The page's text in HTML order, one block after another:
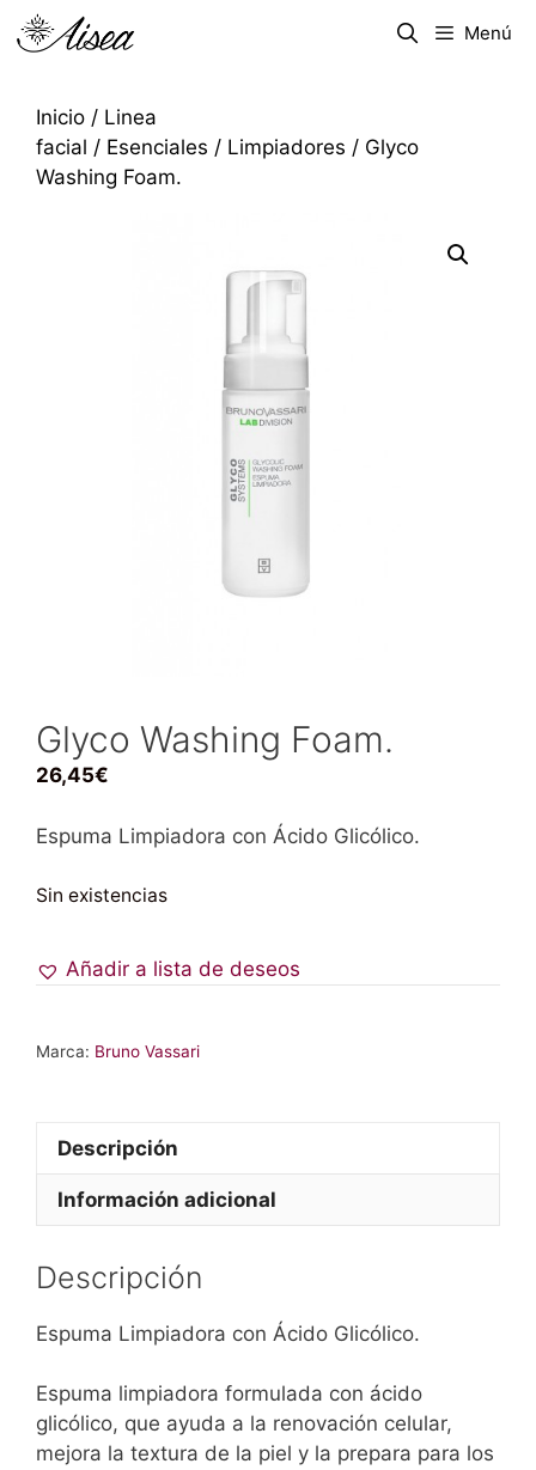
Menú
Inicio / Linea
facial / Esenciales / Limpiadores / Glyco
Washing Foam.
Glyco Washing Foam.
26,45€
Espuma Limpiadora con Ácido Glicólico.
Sin existencias
Añadir a lista de deseos
Marca: Bruno Vassari
Descripción
Información adicional
Descripción
Espuma Limpiadora con Ácido Glicólico.
Espuma limpiadora formulada con ácido
glicólico, que ayuda a la renovación celular,
mejora la textura de la piel y la prepara para los